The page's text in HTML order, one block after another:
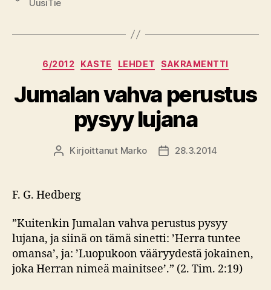
UusiTie
Kategoriat
6/2012 KASTE LEHDET SAKRAMENTTI
Jumalan vahva perustus
pysyy lujana
Kirjoittaja
Kirjoittanut Marko Julkaisupäivämäärä
28.3.2014
F. G. Hedberg
”Kuitenkin Jumalan vahva perustus pysyy
lujana, ja siinä on tämä sinetti: ’Herra tuntee
omansa’, ja: ’Luopukoon vääryydestä jokainen,
joka Herran nimeä mainitsee’.” (2. Tim. 2:19)